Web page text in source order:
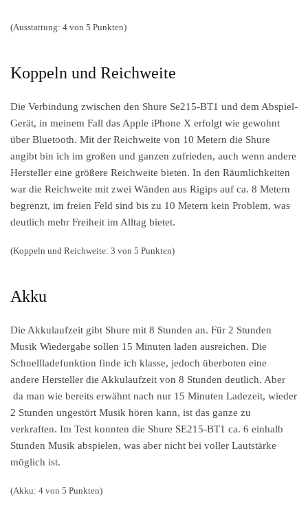
(Ausstattung: 4 von 5 Punkten)
Koppeln und Reichweite
Die Verbindung zwischen den Shure Se215-BT1 und dem Abspiel-
Gerät, in meinem Fall das Apple iPhone X erfolgt wie gewohnt
über Bluetooth. Mit der Reichweite von 10 Metern die Shure
angibt bin ich im großen und ganzen zufrieden, auch wenn andere
Hersteller eine größere Reichweite bieten. In den Räumlichkeiten
war die Reichweite mit zwei Wänden aus Rigips auf ca. 8 Metern
begrenzt, im freien Feld sind bis zu 10 Metern kein Problem, was
deutlich mehr Freiheit im Alltag bietet.
(Koppeln und Reichweite: 3 von 5 Punkten)
Akku
Die Akkulaufzeit gibt Shure mit 8 Stunden an. Für 2 Stunden
Musik Wiedergabe sollen 15 Minuten laden ausreichen. Die
Schnellladefunktion finde ich klasse, jedoch überboten eine
andere Hersteller die Akkulaufzeit von 8 Stunden deutlich. Aber
da man wie bereits erwähnt nach nur 15 Minuten Ladezeit, wieder
2 Stunden ungestört Musik hören kann, ist das ganze zu
verkraften. Im Test konnten die Shure SE215-BT1 ca. 6 einhalb
Stunden Musik abspielen, was aber nicht bei voller Lautstärke
möglich ist.
(Akku: 4 von 5 Punkten)